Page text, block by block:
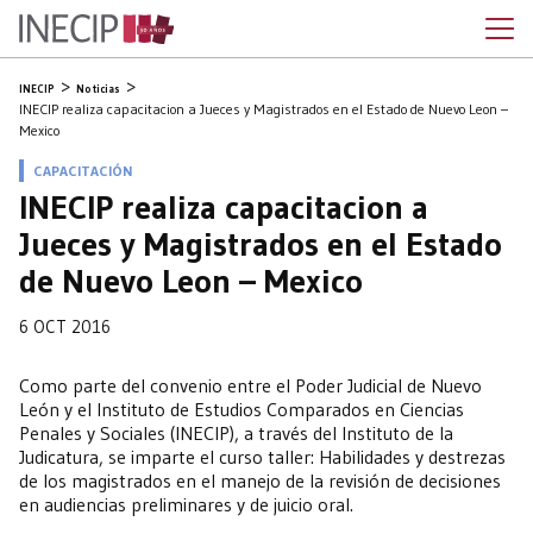
INECIP Noticias
INECIP realiza capacitacion a Jueces y Magistrados en el Estado de Nuevo Leon –
Mexico
CAPACITACIÓN
INECIP realiza capacitacion a
Jueces y Magistrados en el Estado
de Nuevo Leon – Mexico
6 OCT 2016
Como parte del convenio entre el Poder Judicial de Nuevo
León y el Instituto de Estudios Comparados en Ciencias
Penales y Sociales (INECIP), a través del Instituto de la
Judicatura, se imparte el curso taller: Habilidades y destrezas
de los magistrados en el manejo de la revisión de decisiones
en audiencias preliminares y de juicio oral.